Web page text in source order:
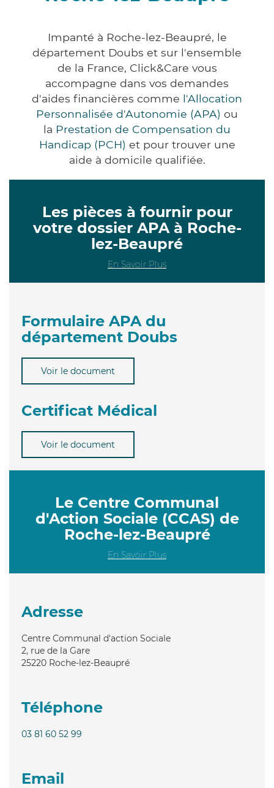
Impanté à Roche-lez-Beaupré, le
département Doubs et sur l'ensemble
de la France, Click&Care vous
accompagne dans vos demandes
d'aides financières comme l'Allocation
Personnalisée d'Autonomie (APA) ou
la Prestation de Compensation du
Handicap (PCH) et pour trouver une
aide à domicile qualifiée.
Les pièces à fournir pour
votre dossier APA à Roche-
lez-Beaupré
En Savoir Plus
Formulaire APA du
département Doubs
Voir le document
Certificat Médical
Voir le document
Le Centre Communal
d'Action Sociale (CCAS) de
Roche-lez-Beaupré
En Savoir Plus
Adresse
Centre Communal d'action Sociale
2, rue de la Gare
25220 Roche-lez-Beaupré
Téléphone
03 81 60 52 99
Email